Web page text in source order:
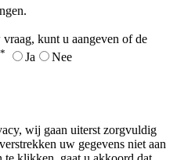
kunt u aangeven of de
* Ja Nee
wij gaan uiterst zorgvuldig
uw gegevens niet aan